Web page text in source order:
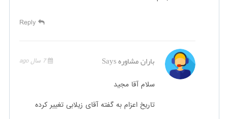
Reply
باران مشاورهSays 7 سال ago
سلام آقا مجید
تاریخ اعزام به گفته آقای زیلابی تغییر کرده